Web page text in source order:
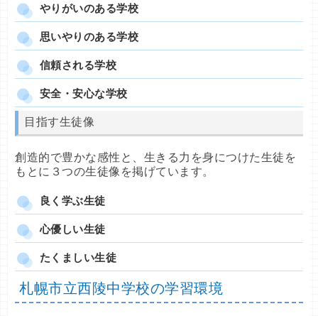
やりがいのある学校
思いやりのある学校
信頼される学校
安全・安心な学校
目指す生徒像
創造的で豊かな感性と、生きる力を身につけた生徒を
もとに３つの生徒像を掲げています。
良く学ぶ生徒
心優しい生徒
たくましい生徒
札幌市立西陵中学校の学習環境